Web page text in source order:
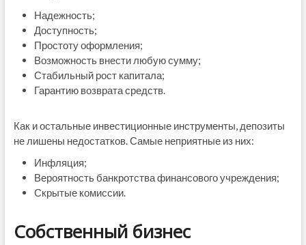
Надежность;
Доступность;
Простоту оформления;
Возможность внести любую сумму;
Стабильный рост капитала;
Гарантию возврата средств.
Как и остальные инвестиционные инструменты, депозиты
не лишены недостатков. Самые неприятные из них:
Инфляция;
Вероятность банкротства финансового учреждения;
Скрытые комиссии.
Собственный бизнес